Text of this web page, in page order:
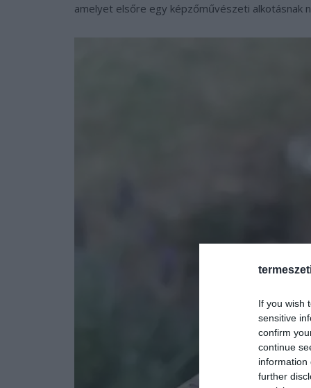
If you wish
sensitive
confirm
continue
information
further
amelyet elsőre egy képzőművészeti alkotásnak